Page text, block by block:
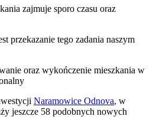
zajmuje sporo czasu oraz
przekazanie tego zadania naszym
oraz wykończenie mieszkania w
Naramowice Odnova, w
jeszcze 58 podobnych nowych